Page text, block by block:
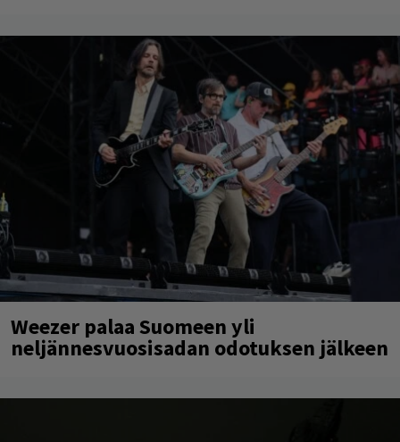
Weezer palaa Suomeen yli
neljännesvuosisadan odotuksen jälkeen